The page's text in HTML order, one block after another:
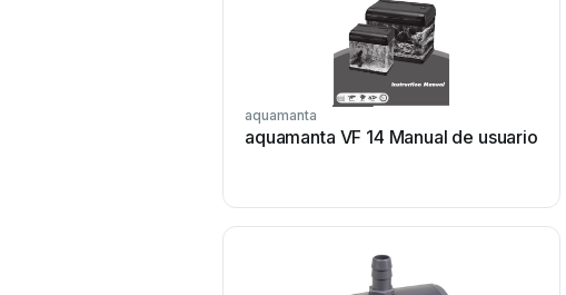
aquamanta
aquamanta VF 14 Manual de usuario